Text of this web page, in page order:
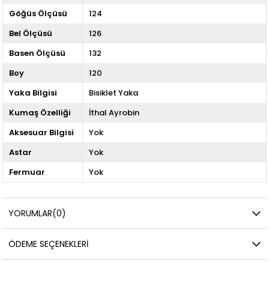
Göğüs Ölçüsü
124
Bel Ölçüsü
126
Basen Ölçüsü
132
Boy
120
Yaka Bilgisi
Bisiklet Yaka
Kumaş Özelliği
İthal Ayrobin
Aksesuar Bilgisi
Yok
Astar
Yok
Fermuar
Yok
YORUMLAR(0)
ÖDEME SEÇENEKLERI